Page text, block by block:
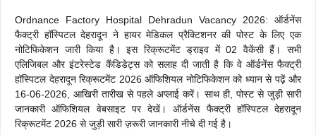
Ordnance Factory Hospital Dehradun Vacancy 2026: ऑर्डनेंस
फैक्ट्री हॉस्पिटल देहरादून ने हायर मेडिकल प्रैक्टिशनर की पोस्ट के लिए एक
नोटिफिकेशन जारी किया है। इस रिक्रूटमेंट ड्राइव में 02 वैकेंसी हैं। सभी
एलिजिबल और इंटरेस्टेड कैंडिडेट्स को सलाह दी जाती है कि वे ऑर्डनेंस फैक्ट्री
हॉस्पिटल देहरादून रिक्रूटमेंट 2026 ऑफिशियल नोटिफिकेशन को ध्यान से पढ़ें और
16-06-2026, आखिरी तारीख से पहले अप्लाई करें। साथ ही, पोस्ट से जुड़ी सारी
जानकारी ऑफिशियल वेबसाइट पर देखें। ऑर्डनेंस फैक्ट्री हॉस्पिटल देहरादून
रिक्रूटमेंट 2026 से जुड़ी सारी ज़रूरी जानकारी नीचे दी गई है।